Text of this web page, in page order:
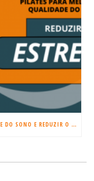
PILATES PARA MELHORAR A QUALIDADE DO SONO E REDUZIR O ESTRESSE